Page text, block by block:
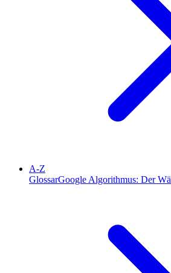
A-Z
GlossarGoogle Algorithmus: Der